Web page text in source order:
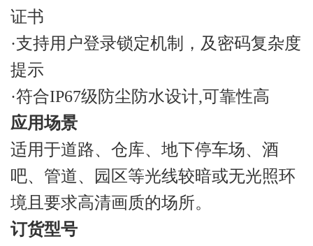
证书
·支持用户登录锁定机制，及密码复杂度
提示
·符合IP67级防尘防水设计,可靠性高
应用场景
适用于道路、仓库、地下停车场、酒
吧、管道、园区等光线较暗或无光照环
境且要求高清画质的场所。
订货型号